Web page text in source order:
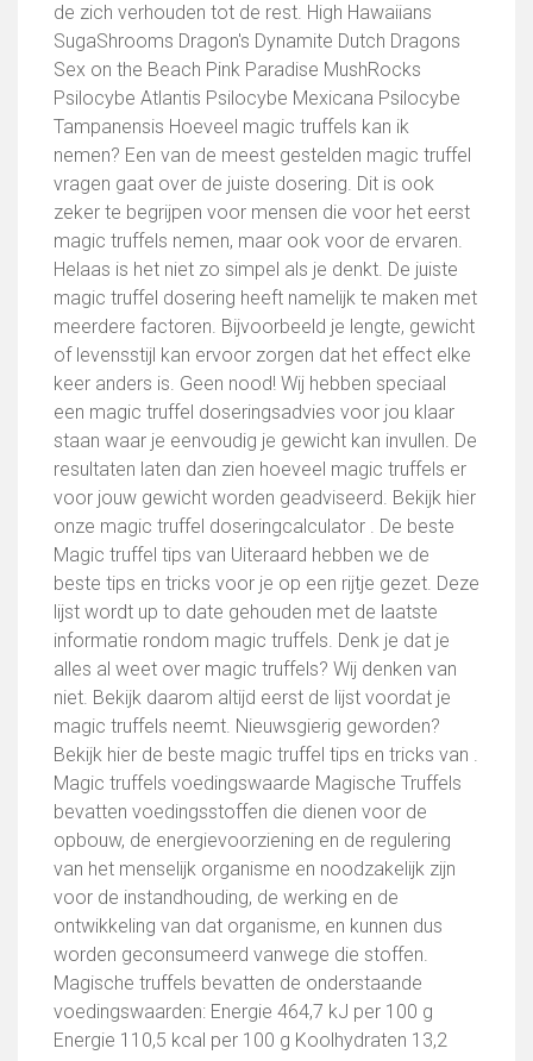
de zich verhouden tot de rest. High Hawaiians
SugaShrooms Dragon's Dynamite Dutch Dragons
Sex on the Beach Pink Paradise MushRocks
Psilocybe Atlantis Psilocybe Mexicana Psilocybe
Tampanensis Hoeveel magic truffels kan ik
nemen? Een van de meest gestelden magic truffel
vragen gaat over de juiste dosering. Dit is ook
zeker te begrijpen voor mensen die voor het eerst
magic truffels nemen, maar ook voor de ervaren.
Helaas is het niet zo simpel als je denkt. De juiste
magic truffel dosering heeft namelijk te maken met
meerdere factoren. Bijvoorbeeld je lengte, gewicht
of levensstijl kan ervoor zorgen dat het effect elke
keer anders is. Geen nood! Wij hebben speciaal
een magic truffel doseringsadvies voor jou klaar
staan waar je eenvoudig je gewicht kan invullen. De
resultaten laten dan zien hoeveel magic truffels er
voor jouw gewicht worden geadviseerd. Bekijk hier
onze magic truffel doseringcalculator . De beste
Magic truffel tips van Uiteraard hebben we de
beste tips en tricks voor je op een rijtje gezet. Deze
lijst wordt up to date gehouden met de laatste
informatie rondom magic truffels. Denk je dat je
alles al weet over magic truffels? Wij denken van
niet. Bekijk daarom altijd eerst de lijst voordat je
magic truffels neemt. Nieuwsgierig geworden?
Bekijk hier de beste magic truffel tips en tricks van .
Magic truffels voedingswaarde Magische Truffels
bevatten voedingsstoffen die dienen voor de
opbouw, de energievoorziening en de regulering
van het menselijk organisme en noodzakelijk zijn
voor de instandhouding, de werking en de
ontwikkeling van dat organisme, en kunnen dus
worden geconsumeerd vanwege die stoffen.
Magische truffels bevatten de onderstaande
voedingswaarden: Energie 464,7 kJ per 100 g
Energie 110,5 kcal per 100 g Koolhydraten 13,2